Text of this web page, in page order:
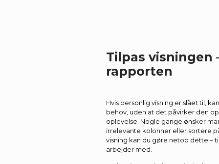
Tilpas visningen
rapporten
Hvis personlig visning er slået til,
behov, uden at det påvirker den
oplevelse. Nogle gange ønsker
irrelevante kolonner eller sortere
visning kan du gøre netop dette –
arbejder med.